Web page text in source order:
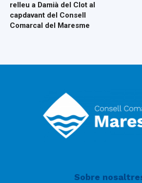
relleu a Damià del Clot al
capdavant del Consell
Comarcal del Maresme
Sobre